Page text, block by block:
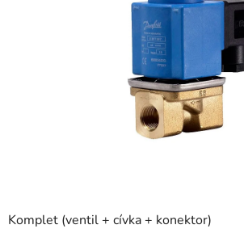
Komplet (ventil + cívka + konektor)